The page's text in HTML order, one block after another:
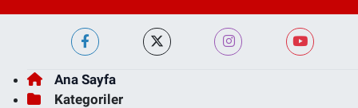
Ana Sayfa
Kategoriler